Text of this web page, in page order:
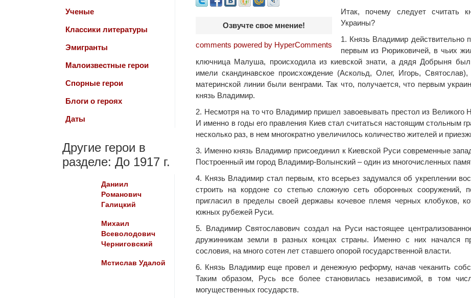
Озвучте свое мнение!
comments powered by HyperComments
Итак, почему следует считать
Украины?
1. Князь Владимир
первым из Рюриковичей, в чьих
ключница Малуша, происходила из киевской знати, а дядя Добрыня
имели скандинавское происхождение (Аскольд, Олег, Игорь,
материнской линии были венграми. Так что, получается, что первым
князь Владимир.
2. Несмотря на то что Владимир пришел завоевывать престол из Великого
И именно в годы его правления Киев стал считаться настоящим стольным
несколько раз, в нем многократно увеличилось количество жителей и
3. Именно князь Владимир присоединил к Киевской Руси современные
Построенный им город Владимир-Волынский – один из многочисленных
4. Князь Владимир стал первым, кто всерьез задумался об укреплении
строить на кордоне со степью сложную сеть оборонных
пригласил в пределы своей державы кочевое племя черных клобуков,
южных рубежей Руси.
5. Владимир Святославович создал на Руси настоящее
дружинникам земли в разных концах страны. Именно с них начался
сословия, на много сотен лет ставшего опорой государственной власти.
6. Князь Владимир еще провел и денежную реформу, начав чеканить
Таким образом, Русь все более становилась независимой, в том
могущественных государств.
Ученые
Классики литературы
Эмигранты
Малоизвестные герои
Спорные герои
Блоги о героях
Даты
Другие герои в
разделе: До 1917 г.
Даниил
Романович
Галицкий
Михаил
Всеволодович
Черниговский
Мстислав Удалой